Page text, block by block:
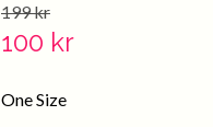
199 kr
100 kr
One Size